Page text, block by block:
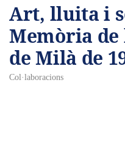
Art, lluita i
Memòria de
de Milà de
Col·laboracions